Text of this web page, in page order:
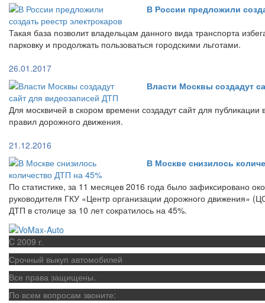
В России предложили
Такая база позволит владельцам данного вида транспорта
парковку и продолжать пользоваться городскими льготами.
26.01.2017
Власти Москвы создадут
Для москвичей в скором времени создадут сайт для
правил дорожного движения.
21.12.2016
В Москве снизилось
По статистике, за 11 месяцев 2016 года было зафиксировано
руководителя ГКУ «Центр организации дорожного движения»
ДТП в столице за 10 лет сократилось на 45%.
C 2009 г.
Срочный выкуп автомобилей
Все права защищены.
По всем вопросам звоните: